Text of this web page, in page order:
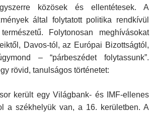
közösek és ellentétesek. A
által folytatott politika rendkívül
Folytonosan meghívásokat
Davos-tól, az Európai Bizottságtól,
– “párbeszédet folytassunk”.
rövid, tanulságos történetet:
került egy Világbank- és IMF-ellenes
a székhelyük van, a 16. kerületben. A